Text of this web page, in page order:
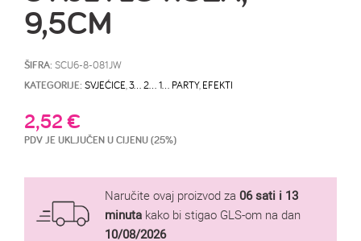
9,5CM
ŠIFRA: SCU6-8-081JW
KATEGORIJE: SVJEĆICE 3… 2… 1… PARTY, EFEKTI
2,52€
PDV JE UKLJUČEN U CIJENU (25%)
Naručite ovaj proizvod za 06 sati i 13
minuta kako bi stigao GLS-om na dan
10/08/2026